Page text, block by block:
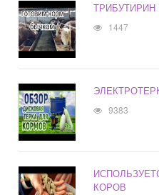
1447
9383
КОРОВ